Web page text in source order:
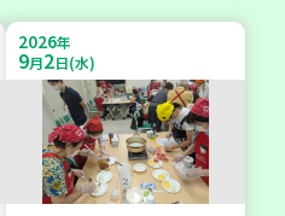
2026年
9月2日(水)